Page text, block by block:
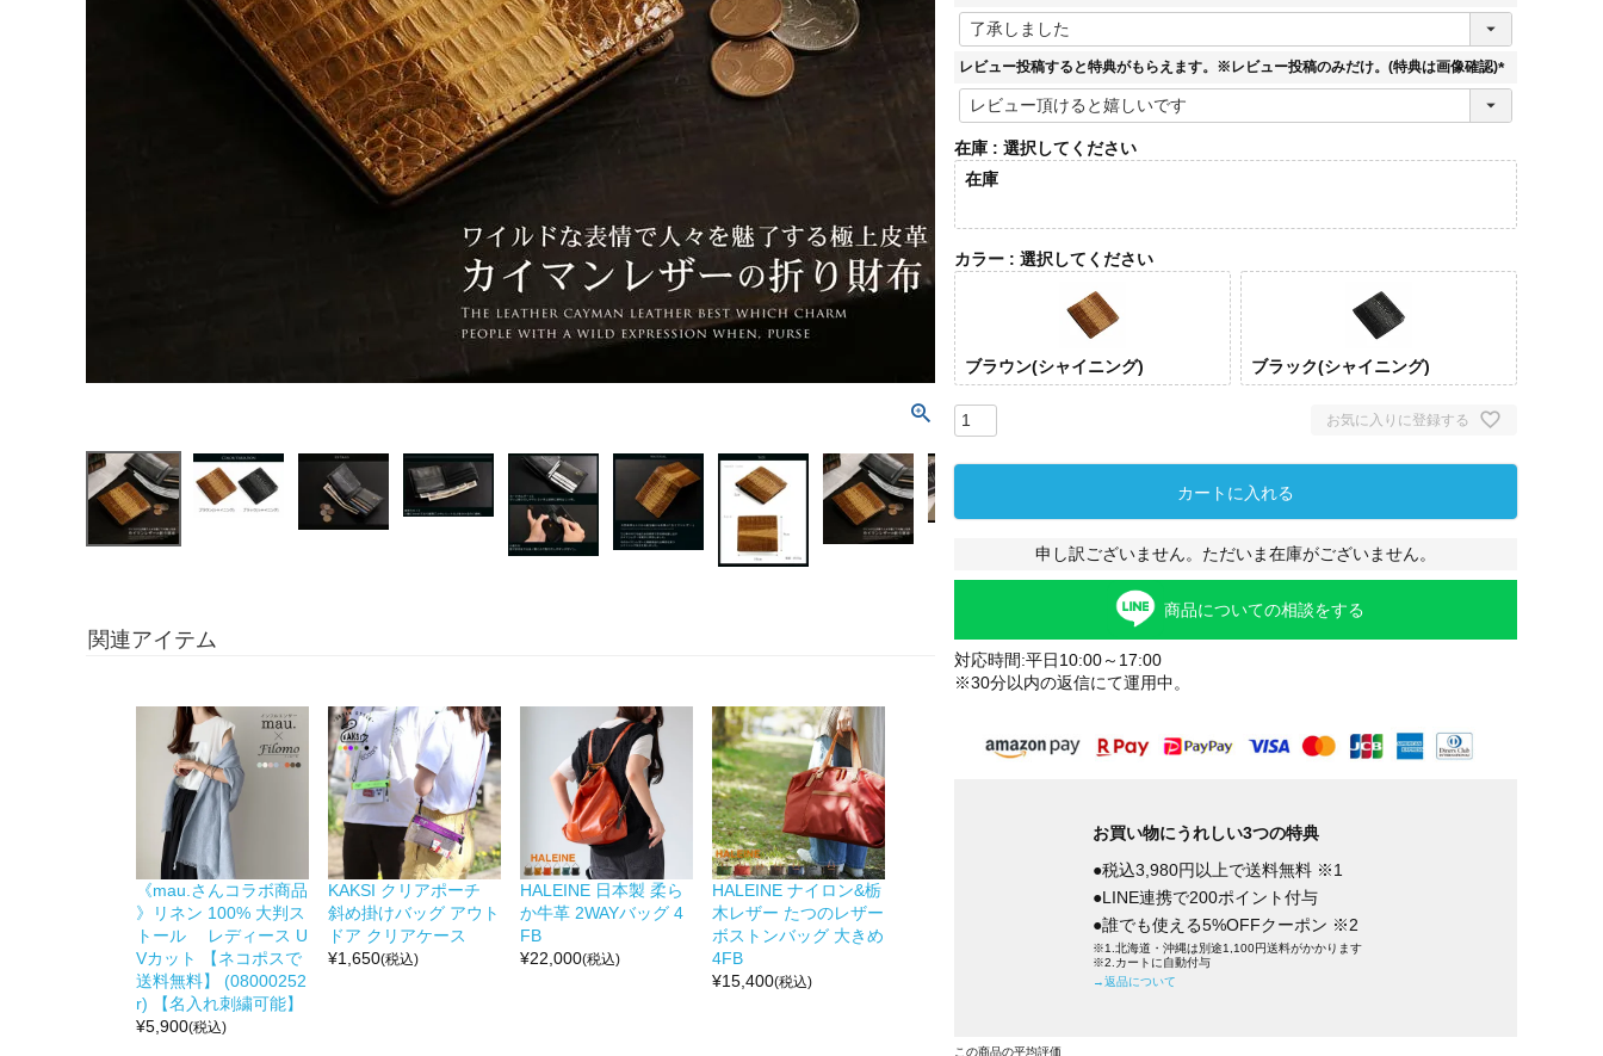
ブラウン(シ
ブラック(シ
関連アイテム
《mau.さんコラボ商品
》リネン 100% 大判ス
トール レディース U
Vカット 【ネコポスで
送料無料】 (08000252
r) 【名入れ刺繍可能】
¥5,900(税込)
KAKSI クリアポーチ
斜め掛けバッグ アウト
ドア クリアケース
¥1,650(税込)
HALEINE 日本製 柔ら
か牛革 2WAYバッグ 4
FB
¥22,000(税込)
HALEINE ナイロン&栃
木レザー たつのレザー
ボストンバッグ 大きめ
4FB
¥15,400(税込)
(
須
レビュー投稿すると特典がもらえます。※レビュー投稿のみだけ。(特典は画像確認)
(
)
在庫
選択してください
在庫
カラー 選択してください
ブラウン(シャイニング) ブラック(シャイニング)
お気に入りに登録する
カートに入れる
申し訳ございません。ただいま在庫がございません。
商品についての相談をする
対応時間:平日10:00～17:00
※30分以内の返信にて運用中。
お買い物にうれしい3つの特典
●税込3,980円以上で送料無料 ※1
●LINE連携で200ポイント付与
●誰でも使える5%OFFクーポン ※2
※1.北海道・沖縄は別途1,100円送料がかかります
※2.カートに自動付与
→返品について